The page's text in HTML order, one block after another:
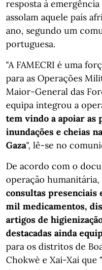
resposta à
assolam aquele país
ano, segundo um
portuguesa.
"A FAMECRI é uma
para as Operações
Maior-General das
equipa integrou a
tem vindo a apoiar as
inundações e cheias
Gaza", lê-se no
De acordo com o
operação humanitária,
consultas presenciais
mil medicamentos,
artigos de
destacadas ainda
para os distritos de
Chokwè e Xai-Xai que